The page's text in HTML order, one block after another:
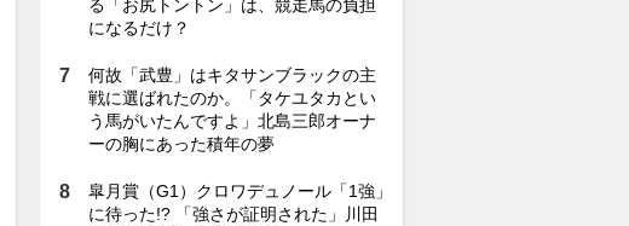
る「お尻トントン」は、競走馬の負担
になるだけ？
何故「武豊」はキタサンブラックの主
戦に選ばれたのか。「タケユタカとい
う馬がいたんですよ」北島三郎オーナ
ーの胸にあった積年の夢
皐月賞（G1）クロワデュノール「1強」
に待った!? 「強さが証明された」川田